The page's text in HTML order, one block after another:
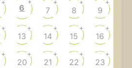
+
6 7
+
8
+
9
+
+
13
+
14
+
15
+
16
+
+
20
+
21
+
22
+
23
+